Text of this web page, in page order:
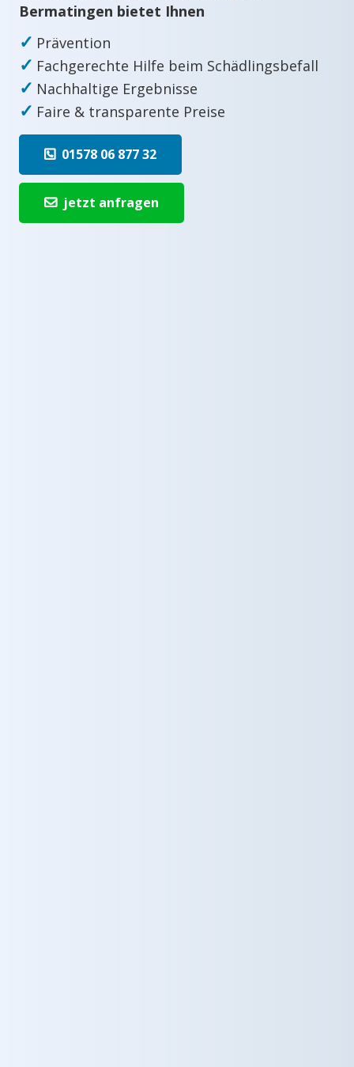
Bermatingen bietet Ihnen
✓ Prävention
✓ Fachgerechte Hilfe beim Schädlingsbefall
✓ Nachhaltige Ergebnisse
✓ Faire & transparente Preise
01578 06 877 32
jetzt anfragen